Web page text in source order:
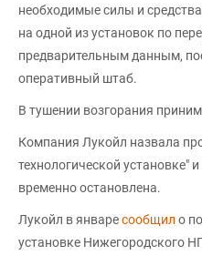
необходимые силы и
на одной из установок по
предварительным данным,
оперативный штаб.
В тушении возгорания
Компания Лукойл назвала
технологической установке"
временно остановлена.
Лукойл в январесообщил о
установке Нижегородского